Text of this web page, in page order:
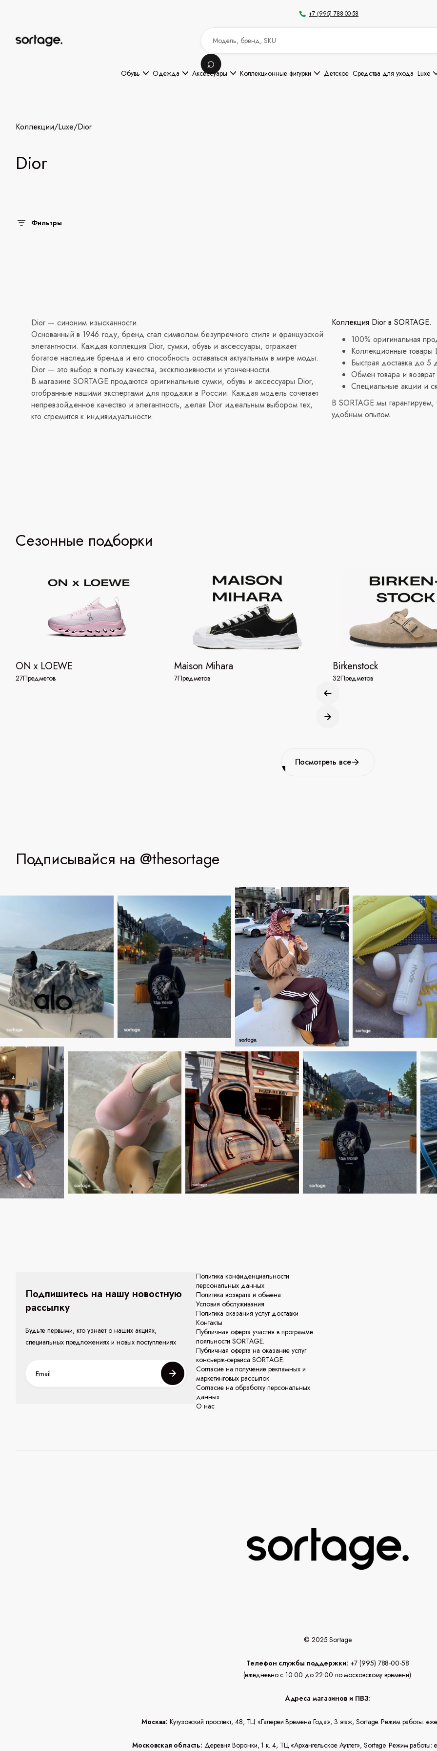
+7 (995) 788-00-58
Обувь Одежда Аксессуары Коллекционные фигурки Детское Средства для ухода Luxe
Коллекции/Luxe/Dior
Dior
Фильтры
Dior — синоним изысканности.
Основанный в 1946 году, бренд стал символом безупречного стиля и французской
элегантности. Каждая коллекция Dior, сумки, обувь и аксессуары, отражает
богатое наследие бренда и его способность оставаться актуальным в мире моды.
Dior — это выбор в пользу качества, эксклюзивности и утонченности.
В магазине SORTAGE продаются оригинальные сумки, обувь и аксессуары Dior,
отобранные нашими экспертами для продажи в России. Каждая модель сочетает
непревзойденное качество и элегантность, делая Dior идеальным выбором тех,
кто стремится к индивидуальности.
Коллекция Dior в SORTAGE.
100% оригинальная
Коллекционные товары
Быстрая доставка до
Обмен товара и
Специальные акции и
В SORTAGE мы
удобным опытом.
Сезонные подборки
ON x LOEWE
27Предметов
Maison Mihara
7Предметов
Birkenstock
32Предметов
Посмотреть все
Подписывайся на @thesortage
Политика конфиденциальности
персональных данных
Политика возврата и обмена
Условия обслуживания
Политика оказания услуг доставки
Контакты
Публичная оферта участия в программе
лояльности SORTAGE.
Публичная оферта на оказание услуг
консьерж-сервиса SORTAGE.
Согласие на получение рекламных и
маркетинговых рассылок
Согласие на обработку персональных
данных
О нас
Подпишитесь на нашу новостную
рассылку
Будьте первыми, кто узнает о наших акциях,
специальных предложениях и новых поступлениях
© 2025 Sortage
Телефон службы поддержки: +7 (995) 788-00-58
(ежедневно с 10:00 до 22:00 по московскому времени).
Адреса магазинов и ПВЗ:
Москва:Кутузовский проспект, 48, ТЦ «Галереи Времена Года», 3 этаж, Sortage. Режим работы:
Московская область: Деревня Воронки, 1 к. 4, ТЦ «Архангельское Аутлет», Sortage. Режим